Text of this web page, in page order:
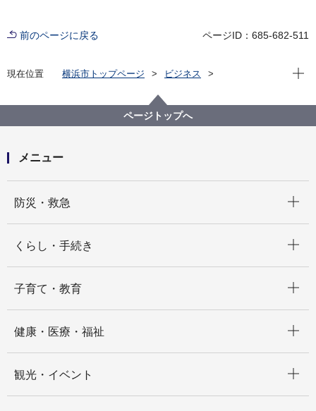
前のページに戻る ページID：685-682-511
現在位置 横浜市トップページ
ビジネス
現在
ページトップへ
メニュー
防災・救急
くらし・手続き
子育て・教育
健康・医療・福祉
観光・イベント